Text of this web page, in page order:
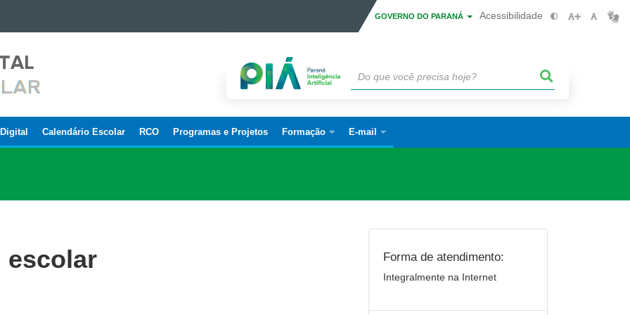
GOVERNO DO PARANÁ Acessibilidade
Calendário Escolar RCO Programas e Projetos Formação E-mail
escolar Forma de atendimento:
Integralmente na Internet